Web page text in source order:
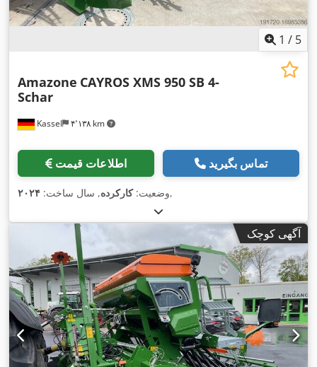
1 / 5
Kassel ۴٬۱۳۸ km
Amazone CAYROS XMS 950 SB 4-
Schar
اطلاعات قیمت تماس بگیرید
وضعیت:کارکرده, سال ساخت: ۲۰۲۴ ,
آگهی کوچک